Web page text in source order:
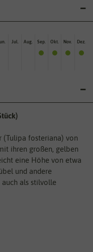
Jul. Aug. Sep. Okt. Nov. Dez.
(Tulipa fosteriana) von
ihren großen, gelben
eine Höhe von etwa
und andere
als stilvolle